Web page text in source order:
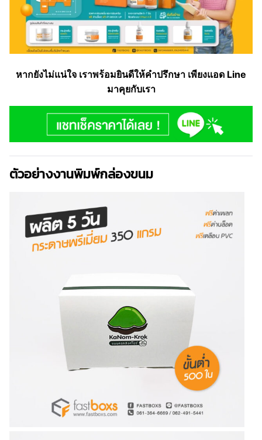
หากยังไม่แน่ใจ เราพร้อมยินดีให้คำปรึกษา เพียงแอด Line
มาคุยกับเรา
ตัวอย่างงานพิมพ์กล่องขนม